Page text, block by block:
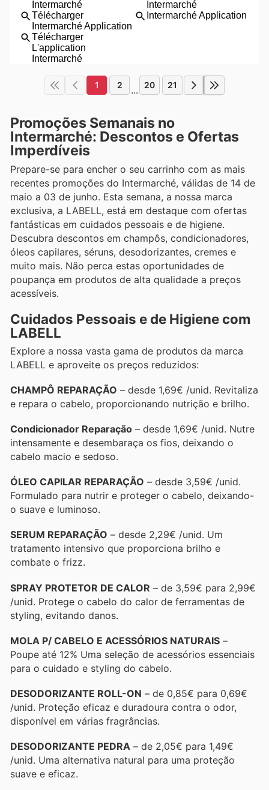
1 2 ... 20 21
Promoções Semanais no
Intermarché: Descontos e Ofertas
Imperdíveis
Prepare-se para encher o seu carrinho com as mais
recentes promoções do Intermarché, válidas de 14 de
maio a 03 de junho. Esta semana, a nossa marca
exclusiva, a LABELL, está em destaque com ofertas
fantásticas em cuidados pessoais e de higiene.
Descubra descontos em champôs, condicionadores,
óleos capilares, séruns, desodorizantes, cremes e
muito mais. Não perca estas oportunidades de
poupança em produtos de alta qualidade a preços
acessíveis.
Cuidados Pessoais e de Higiene com
LABELL
Explore a nossa vasta gama de produtos da marca
LABELL e aproveite os preços reduzidos:
CHAMPÔ REPARAÇÃO – desde 1,69€ /unid. Revitaliza
e repara o cabelo, proporcionando nutrição e brilho.
Condicionador Reparação – desde 1,69€ /unid. Nutre
intensamente e desembaraça os fios, deixando o
cabelo macio e sedoso.
ÓLEO CAPILAR REPARAÇÃO – desde 3,59€ /unid.
Formulado para nutrir e proteger o cabelo, deixando-
o suave e luminoso.
SERUM REPARAÇÃO – desde 2,29€ /unid. Um
tratamento intensivo que proporciona brilho e
combate o frizz.
SPRAY PROTETOR DE CALOR – de 3,59€ para 2,99€
/unid. Protege o cabelo do calor de ferramentas de
styling, evitando danos.
MOLA P/ CABELO E ACESSÓRIOS NATURAIS –
Poupe até 12% Uma seleção de acessórios essenciais
para o cuidado e styling do cabelo.
DESODORIZANTE ROLL-ON – de 0,85€ para 0,69€
/unid. Proteção eficaz e duradoura contra o odor,
disponível em várias fragrâncias.
DESODORIZANTE PEDRA – de 2,05€ para 1,49€
/unid. Uma alternativa natural para uma proteção
suave e eficaz.